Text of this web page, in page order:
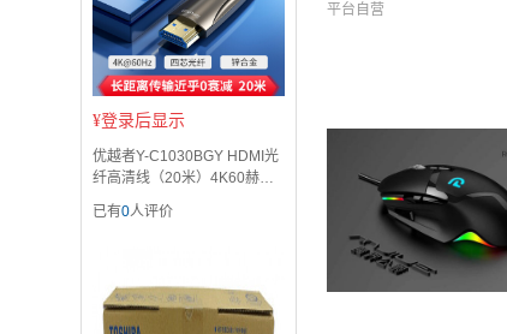
¥登录后显示
优越者Y-C1030BGY HDMI光
纤高清线（20米）4K60赫兹
高清
已有0人评价
平台自营